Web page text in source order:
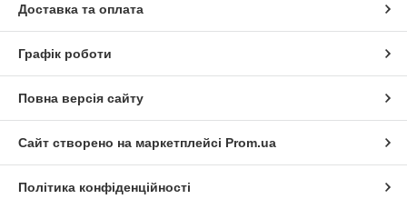
Доставка та оплата
Графік роботи
Повна версія сайту
Сайт створено на маркетплейсі Prom.ua
Політика конфіденційності